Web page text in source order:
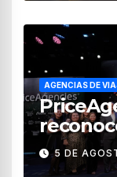
AGENCIAS DE
turismo
5 DE